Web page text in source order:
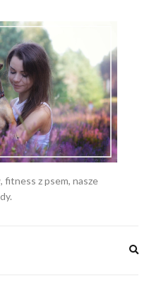
fitness z psem, nasze